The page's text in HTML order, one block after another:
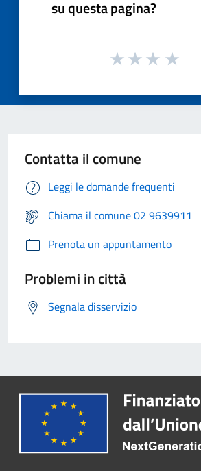
su questa pagina?
Contatta il comune
Leggi le domande frequenti
Chiama il comune 02 9639911
Prenota un appuntamento
Problemi in città
Segnala disservizio